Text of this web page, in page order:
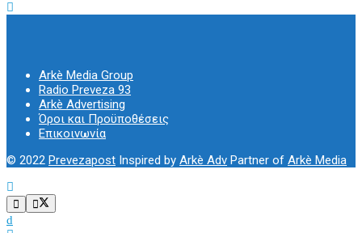
Arkè Media Group
Radio Preveza 93
Arkè Advertising
Όροι και Προϋποθέσεις
Επικοινωνία
© 2022 Prevezapost Inspired by Arkè Adv Partner of Arkè Media